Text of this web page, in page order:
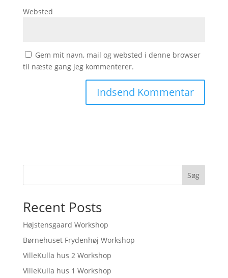
Websted
Gem mit navn, mail og websted i denne browser
til næste gang jeg kommenterer.
Søg
Recent Posts
Højstensgaard Workshop
Børnehuset Frydenhøj Workshop
VilleKulla hus 2 Workshop
VilleKulla hus 1 Workshop